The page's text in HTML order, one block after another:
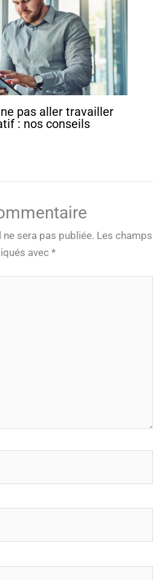
pas aller travailler
: nos conseils
sera pas publiée. Les champs
avec *